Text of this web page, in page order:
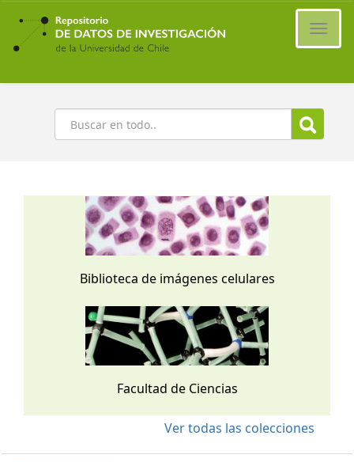
Ir
contenido
principal
Buscar
Biblioteca de imágenes celulares
Facultad de Ciencias
Ver todas las colecciones